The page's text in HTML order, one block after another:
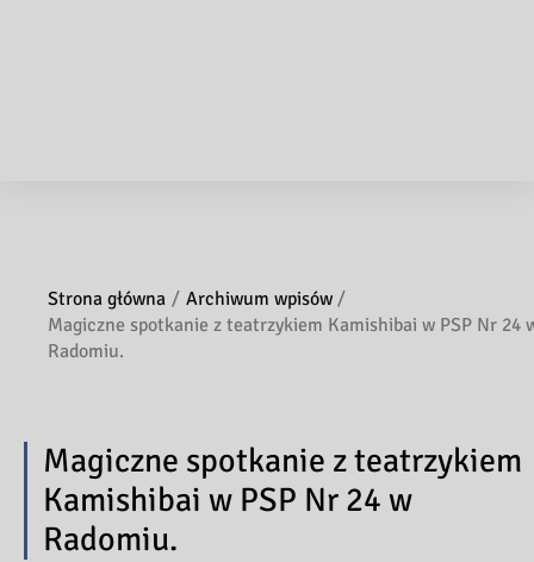
Strona główna
Archiwum wpisów
Magiczne spotkanie z teatrzykiem Kamishibai w PSP Nr 24
Radomiu.
Magiczne spotkanie z teatrzykiem
Kamishibai w PSP Nr 24 w
Radomiu.